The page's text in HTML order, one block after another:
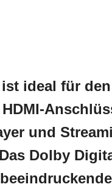
ideal für
und
Dolby